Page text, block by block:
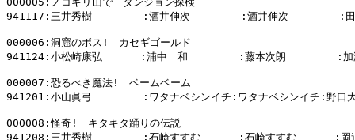
941117:三井秀樹        :酒井伸次        :酒井伸次        :田
000006:洞窟のボス!　カセギゴールド
941124:小松崎康弘      :浦中　和        :藤本次朗        :加
000007:恐るべき魔法!　ベームベーム
941201:小山眞弓        :ワタナベシンイチ:ワタナベシンイチ:野口
000008:怪奇!　キタキタ踊りの伝説
941208:三井秀樹        :石崎すすむ      :石崎すすむ      :岡